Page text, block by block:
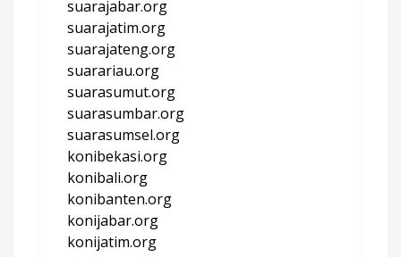
suarajabar.org
suarajatim.org
suarajateng.org
suarariau.org
suarasumut.org
suarasumbar.org
suarasumsel.org
konibekasi.org
konibali.org
konibanten.org
konijabar.org
konijatim.org